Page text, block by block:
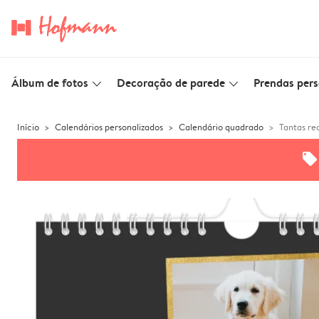
Álbum de fotos slim_arrow_down Decoração de parede slim_arrow_down Prendas
Início Calendários personalizados Calendário quadrado Tantas
offers